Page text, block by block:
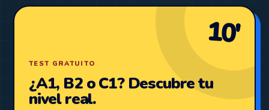
10′
TEST GRATUITO
¿A1, B2 o C1? Descubre tu
nivel real.